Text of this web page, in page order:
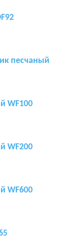
песчаный
WF100
WF200
WF600